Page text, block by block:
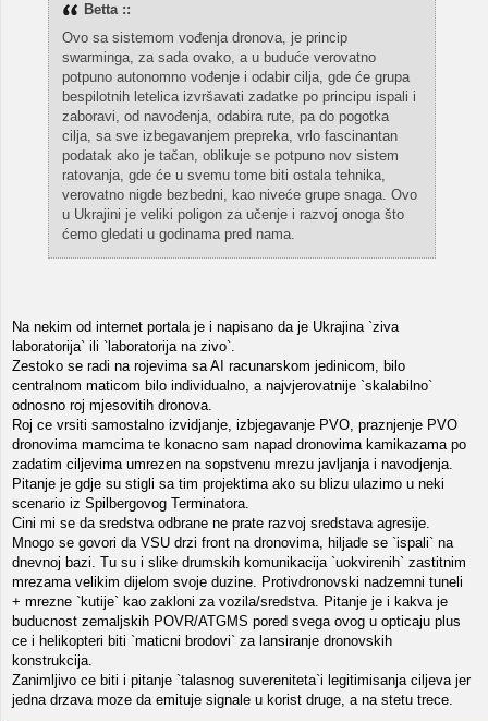
Betta ::
Ovo sa sistemom vođenja dronova, je princip
swarminga, za sada ovako, a u buduće verovatno
potpuno autonomno vođenje i odabir cilja, gde će grupa
bespilotnih letelica izvršavati zadatke po principu ispali i
zaboravi, od navođenja, odabira rute, pa do pogotka
cilja, sa sve izbegavanjem prepreka, vrlo fascinantan
podatak ako je tačan, oblikuje se potpuno nov sistem
ratovanja, gde će u svemu tome biti ostala tehnika,
verovatno nigde bezbedni, kao niveće grupe snaga. Ovo
u Ukrajini je veliki poligon za učenje i razvoj onoga što
ćemo gledati u godinama pred nama.
Na nekim od internet portala je i napisano da je Ukrajina `ziva
laboratorija` ili `laboratorija na zivo`.
Zestoko se radi na rojevima sa AI racunarskom jedinicom, bilo
centralnom maticom bilo individualno, a najvjerovatnije `skalabilno`
odnosno roj mjesovitih dronova.
Roj ce vrsiti samostalno izvidjanje, izbjegavanje PVO, praznjenje PVO
dronovima mamcima te konacno sam napad dronovima kamikazama po
zadatim ciljevima umrezen na sopstvenu mrezu javljanja i navodjenja.
Pitanje je gdje su stigli sa tim projektima ako su blizu ulazimo u neki
scenario iz Spilbergovog Terminatora.
Cini mi se da sredstva odbrane ne prate razvoj sredstava agresije.
Mnogo se govori da VSU drzi front na dronovima, hiljade se `ispali` na
dnevnoj bazi. Tu su i slike drumskih komunikacija `uokvirenih` zastitnim
mrezama velikim dijelom svoje duzine. Protivdronovski nadzemni tuneli
+ mrezne `kutije` kao zakloni za vozila/sredstva. Pitanje je i kakva je
buducnost zemaljskih POVR/ATGMS pored svega ovog u opticaju plus
ce i helikopteri biti `maticni brodovi` za lansiranje dronovskih
konstrukcija.
Zanimljivo ce biti i pitanje `talasnog suvereniteta`i legitimisanja ciljeva jer
jedna drzava moze da emituje signale u korist druge, a na stetu trece.